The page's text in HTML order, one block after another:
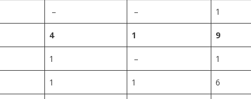
– – 1
4 1 9
1 – 1
1 1 6